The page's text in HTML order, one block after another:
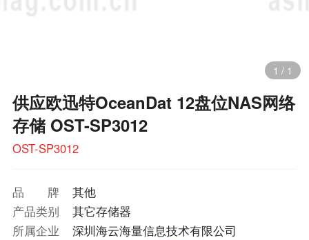
1 / 1
供应欧迅特OceanDat 12盘位NAS网络
存储 OST-SP3012
OST-SP3012
品牌
其他
产品类别
其它存储器
所属企业
深圳海云海量信息技术有限公司